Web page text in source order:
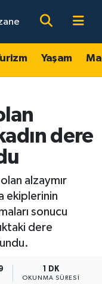
Yaşam
dere
alzaymır
ekiplerinin
sonucu
dere
1 DK
OKUNMA SÜRESI